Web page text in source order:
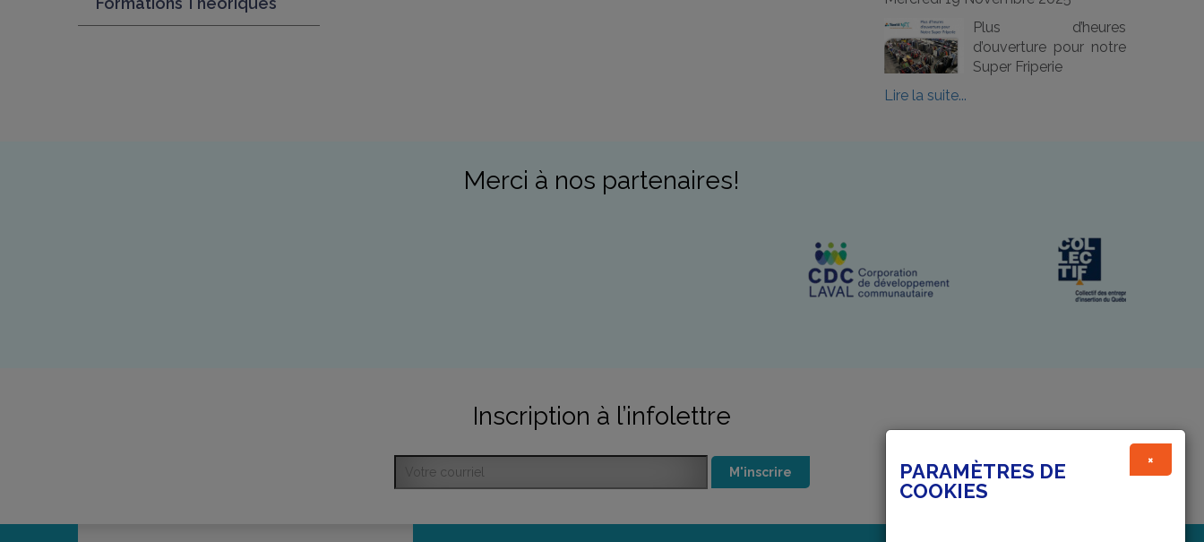
Plus d’heures
d’ouverture pour notre
Super Friperie
Lire la suite...
Merci à nos partenaires!
Inscription à l’infolettre
M'inscrire
×
PARAMÈTRES DE
COOKIES